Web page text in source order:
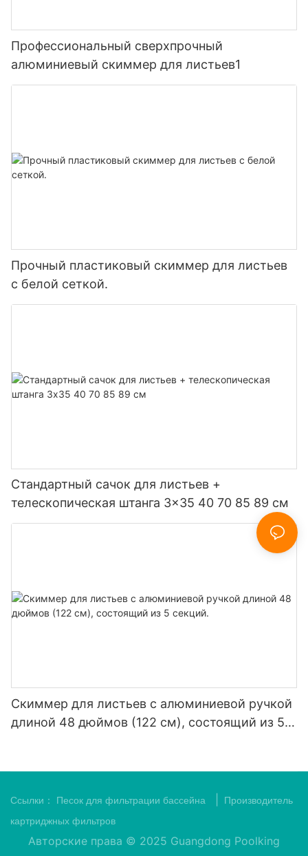
Профессиональный сверхпрочный
алюминиевый скиммер для листьев1
Прочный пластиковый скиммер для листьев
с белой сеткой.
Стандартный сачок для листьев +
телескопическая штанга 3x35 40 70 85 89 см
Скиммер для листьев с алюминиевой ручкой
длиной 48 дюймов (122 см), состоящий из 5
Ссылки： Песок для фильтрации бассейна
Производитель
картриджных фильтров
Авторские права © 2025 Guangdong Poolking